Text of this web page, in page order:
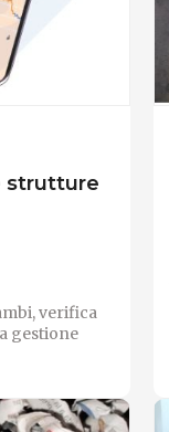
strutture
verifica
gestione